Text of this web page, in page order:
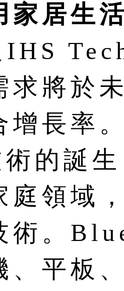
家居生
IHS
求將於
增長率
的誕
庭領域
術。
、平板